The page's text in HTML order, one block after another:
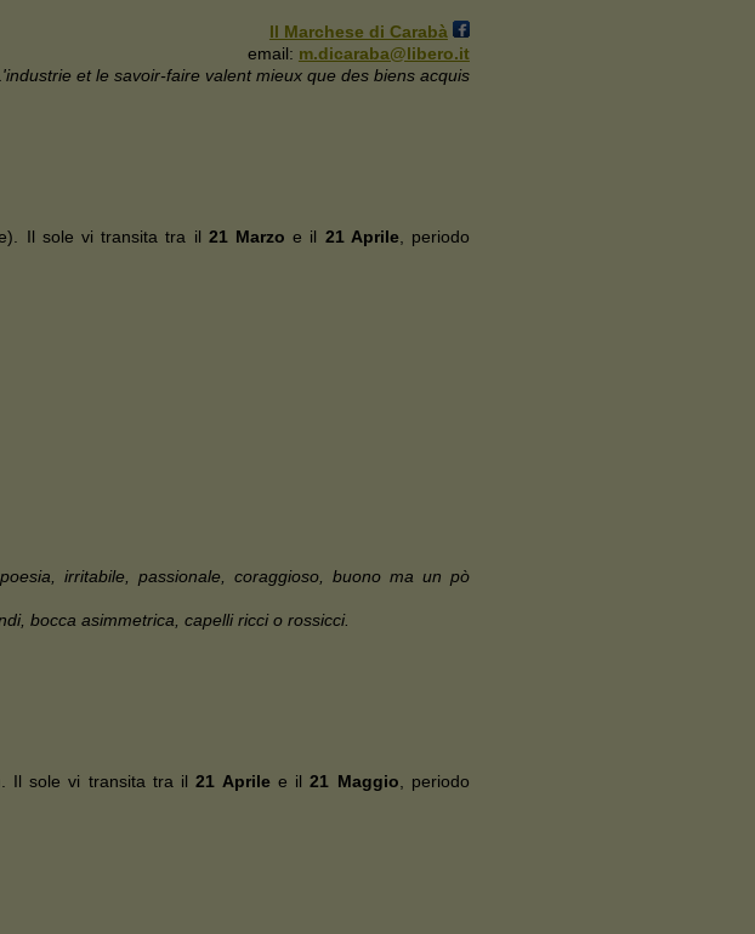
Il Marchese di Carabà
email: m.dicaraba@libero.it
et le savoir-faire valent mieux que des biens acquis
Il sole vi transita tra il 21 Marzo e il 21 Aprile, periodo
irritabile, passionale, coraggioso, buono ma un pò
bocca asimmetrica, capelli ricci o rossicci.
Il sole vi transita tra il21 Aprilee il21 Maggio, periodo